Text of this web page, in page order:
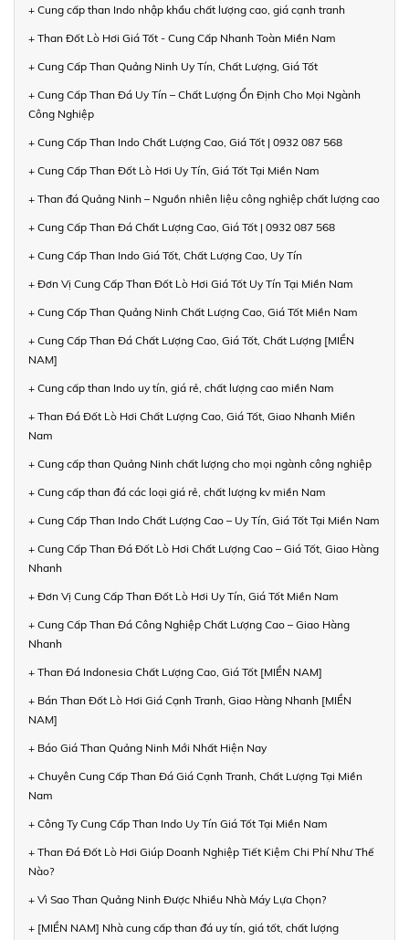
+ Cung cấp than Indo nhập khẩu chất lượng cao, giá cạnh tranh
+ Than Đốt Lò Hơi Giá Tốt - Cung Cấp Nhanh Toàn Miền Nam
+ Cung Cấp Than Quảng Ninh Uy Tín, Chất Lượng, Giá Tốt
+ Cung Cấp Than Đá Uy Tín – Chất Lượng Ổn Định Cho Mọi Ngành
Công Nghiệp
+ Cung Cấp Than Indo Chất Lượng Cao, Giá Tốt | 0932 087 568
+ Cung Cấp Than Đốt Lò Hơi Uy Tín, Giá Tốt Tại Miền Nam
+ Than đá Quảng Ninh – Nguồn nhiên liệu công nghiệp chất lượng cao
+ Cung Cấp Than Đá Chất Lượng Cao, Giá Tốt | 0932 087 568
+ Cung Cấp Than Indo Giá Tốt, Chất Lượng Cao, Uy Tín
+ Đơn Vị Cung Cấp Than Đốt Lò Hơi Giá Tốt Uy Tín Tại Miền Nam
+ Cung Cấp Than Quảng Ninh Chất Lượng Cao, Giá Tốt Miền Nam
+ Cung Cấp Than Đá Chất Lượng Cao, Giá Tốt, Chất Lượng [MIỀN
NAM]
+ Cung cấp than Indo uy tín, giá rẻ, chất lượng cao miền Nam
+ Than Đá Đốt Lò Hơi Chất Lượng Cao, Giá Tốt, Giao Nhanh Miền
Nam
+ Cung cấp than Quảng Ninh chất lượng cho mọi ngành công nghiệp
+ Cung cấp than đá các loại giá rẻ, chất lượng kv miền Nam
+ Cung Cấp Than Indo Chất Lượng Cao – Uy Tín, Giá Tốt Tại Miền Nam
+ Cung Cấp Than Đá Đốt Lò Hơi Chất Lượng Cao – Giá Tốt, Giao Hàng
Nhanh
+ Đơn Vị Cung Cấp Than Đốt Lò Hơi Uy Tín, Giá Tốt Miền Nam
+ Cung Cấp Than Đá Công Nghiệp Chất Lượng Cao – Giao Hàng
Nhanh
+ Than Đá Indonesia Chất Lượng Cao, Giá Tốt [MIỀN NAM]
+ Bán Than Đốt Lò Hơi Giá Cạnh Tranh, Giao Hàng Nhanh [MIỀN
NAM]
+ Báo Giá Than Quảng Ninh Mới Nhất Hiện Nay
+ Chuyên Cung Cấp Than Đá Giá Cạnh Tranh, Chất Lượng Tại Miền
Nam
+ Công Ty Cung Cấp Than Indo Uy Tín Giá Tốt Tại Miền Nam
+ Than Đá Đốt Lò Hơi Giúp Doanh Nghiệp Tiết Kiệm Chi Phí Như Thế
Nào?
+ Vì Sao Than Quảng Ninh Được Nhiều Nhà Máy Lựa Chọn?
+ [MIỀN NAM] Nhà cung cấp than đá uy tín, giá tốt, chất lượng